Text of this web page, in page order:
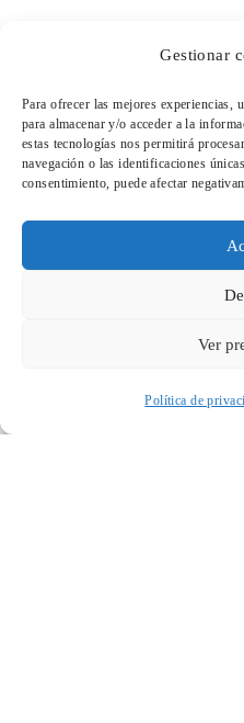
Gestionar
Para ofrecer las mejores experiencias,
para almacenar y/o acceder a la
estas tecnologías nos permitirá
navegación o las identificaciones
consentimiento, puede afectar
Ver
Política de
SOMBRAS